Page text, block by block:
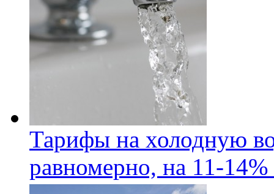
Тарифы на холодную
равномерно, на 11-14%